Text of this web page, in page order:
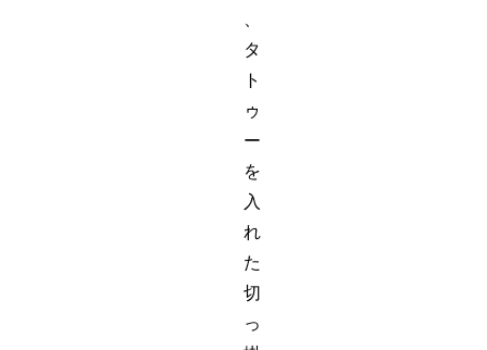
タ
ト
ゥ
ー
を
入
れ
た
切
っ